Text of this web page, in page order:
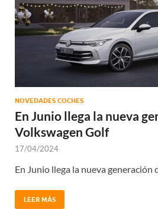
NOVEDADES COCHES
En Junio llega la nueva
Volkswagen Golf
17/04/2024
En Junio llega la nueva generación
LEER MÁS